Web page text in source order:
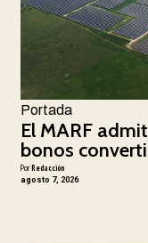
Portada
El MARF
bonos
PorRedacción
agosto 7, 2026